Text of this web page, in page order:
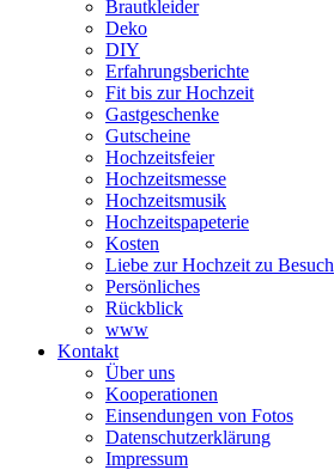
Brautkleider
Deko
DIY
Erfahrungsberichte
Fit bis zur Hochzeit
Gastgeschenke
Gutscheine
Hochzeitsfeier
Hochzeitsmesse
Hochzeitsmusik
Hochzeitspapeterie
Kosten
Liebe zur Hochzeit zu Besuch
Persönliches
Rückblick
www
Kontakt
Über uns
Kooperationen
Einsendungen von Fotos
Datenschutzerklärung
Impressum